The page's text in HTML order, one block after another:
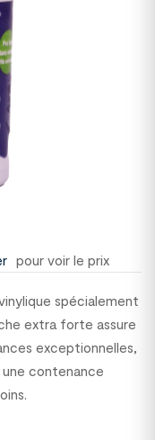
pour voir le prix
spécialement
extra forte assure
exceptionnelles,
contenance